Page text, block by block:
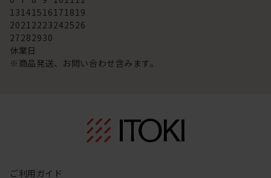
13141516171819
20212223242526
27282930
休業日
※商品発送、お問い合わせ含みます。
ご利用ガイド